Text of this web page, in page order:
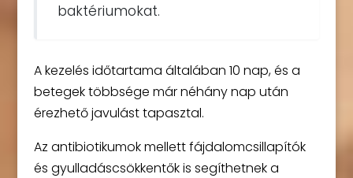
baktériumokat.
A kezelés időtartama általában 10 nap, és a
betegek többsége már néhány nap után
érezhető javulást tapasztal.
Az antibiotikumok mellett fájdalomcsillapítók
és gyulladáscsökkentők is segíthetnek a